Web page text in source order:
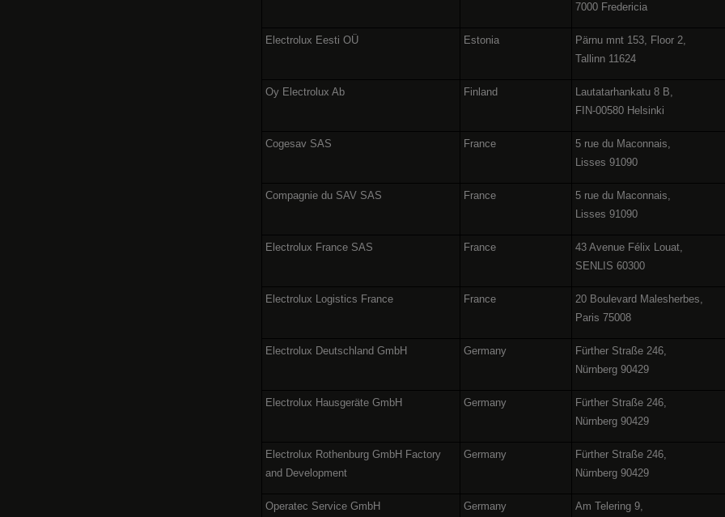
7000 Fredericia
Electrolux Eesti OÜ Estonia
Pärnu mnt 153, Floor 2,
Tallinn 11624
Oy Electrolux Ab Finland
Lautatarhankatu 8 B,
FIN-00580 Helsinki
Cogesav SAS France
5 rue du Maconnais,
Lisses 91090
Compagnie du SAV SAS France
5 rue du Maconnais,
Lisses 91090
Electrolux France SAS France
43 Avenue Félix Louat,
SENLIS 60300
Electrolux Logistics France France
20 Boulevard Malesherbes,
Paris 75008
Electrolux Deutschland GmbH Germany
Fürther Straße 246,
Nürnberg 90429
Electrolux Hausgeräte GmbH Germany
Fürther Straße 246,
Nürnberg 90429
Electrolux Rothenburg GmbH Factory
and Development
Germany
Fürther Straße 246,
Nürnberg 90429
Operatec Service GmbH Germany
Am Telering 9,